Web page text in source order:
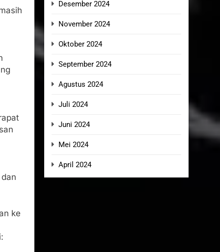
ke
Desember 2024
November 2024
Oktober 2024
September 2024
Agustus 2024
Juli 2024
Juni 2024
Mei 2024
April 2024